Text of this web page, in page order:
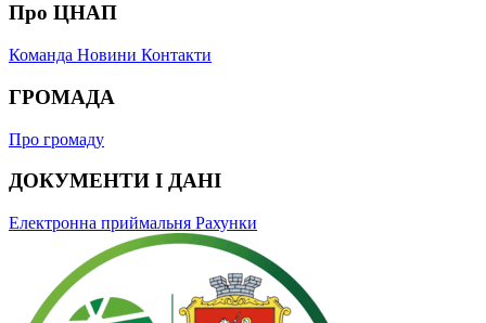
Про ЦНАП
Команда Новини Контакти
ГРОМАДА
Про громаду
ДОКУМЕНТИ І ДАНІ
Електронна приймальня Рахунки